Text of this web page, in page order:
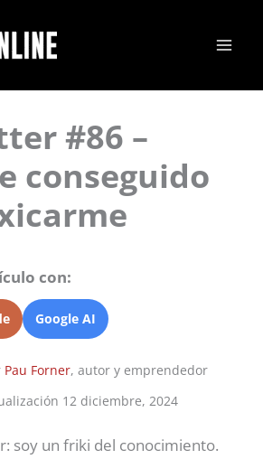
#86 –
conseguido
con:
Google AI
Pau Forner, autor y emprendedor
12 diciembre, 2024
soy un friki del conocimiento.